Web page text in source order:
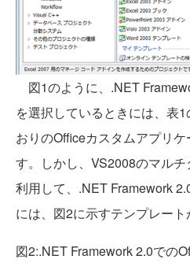
図1のように、.NET
を選択しているときには、表
おりのOfficeカスタムアプリ
す。しかし、VS2008のマル
利用して、.NET Framework
には、図2に示すテンプレート
図2:.NET Framework 2.0での